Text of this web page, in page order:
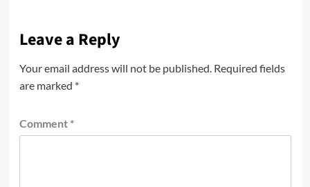
Leave a Reply
Your email address will not be published. Required fields
are marked *
Comment *